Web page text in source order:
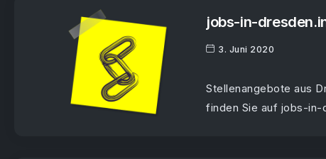
jobs-in-
3. Juni 2020
Stellenangebote aus
finden Sie auf jobs-in-